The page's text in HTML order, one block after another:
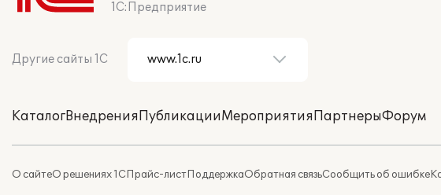
1С:Предприятие
Другие сайты 1С
КаталогВнедренияПубликацииМероприятияПартнерыФорум
О сайтеО решениях 1СПрайс-листПоддержкаОбратная связьСообщить об ошибке